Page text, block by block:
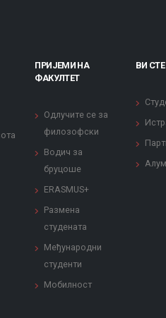
ПРИЈЕМИ НА
ФАКУЛТЕТ
Одлучите се за
филозофски
Водич за
бруцоше
ERASMUS+
Размена
студената
Међународни
студенти
Мобилност
ВИ СТЕ